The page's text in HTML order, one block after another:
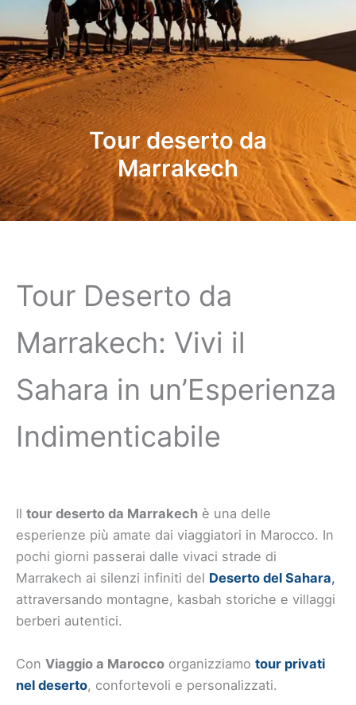
Tour deserto da
Marrakech
Tour Deserto da
Marrakech: Vivi il
Sahara in un’Esperienza
Indimenticabile
Il tour deserto da Marrakech è una delle
esperienze più amate dai viaggiatori in Marocco. In
pochi giorni passerai dalle vivaci strade di
Marrakech ai silenzi infiniti del Deserto del Sahara,
attraversando montagne, kasbah storiche e villaggi
berberi autentici.
Con Viaggio a Marocco organizziamo tour privati
nel deserto, confortevoli e personalizzati.